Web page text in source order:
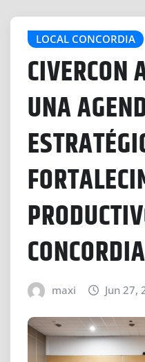
LOCAL CONCORDIA
CIVERCON
UNA
CONCORDIA
maxi Jun 27,